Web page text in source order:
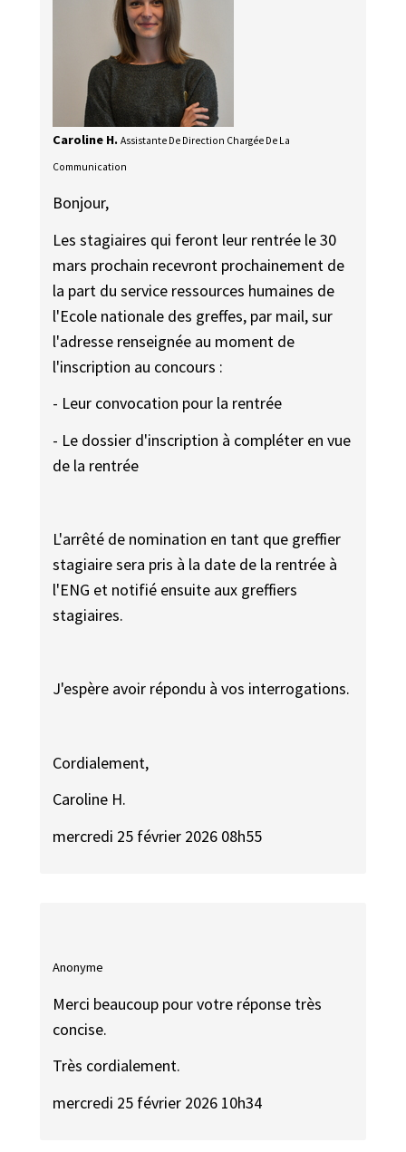
Caroline H. Assistante De Direction Chargée De La
Communication
Bonjour,
Les stagiaires qui feront leur rentrée le 30
mars prochain recevront prochainement de
la part du service ressources humaines de
l'Ecole nationale des greffes, par mail, sur
l'adresse renseignée au moment de
l'inscription au concours :
- Leur convocation pour la rentrée
- Le dossier d'inscription à compléter en vue
de la rentrée
L'arrêté de nomination en tant que greffier
stagiaire sera pris à la date de la rentrée à
l'ENG et notifié ensuite aux greffiers
stagiaires.
J'espère avoir répondu à vos interrogations.
Cordialement,
Caroline H.
mercredi 25 février 2026 08h55
Anonyme
Merci beaucoup pour votre réponse très
concise.
Très cordialement.
mercredi 25 février 2026 10h34